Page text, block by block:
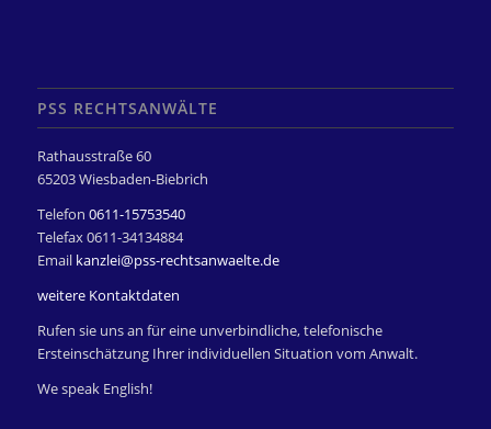
PSS RECHTSANWÄLTE
Rathausstraße 60
65203 Wiesbaden-Biebrich
Telefon 0611-15753540
Telefax 0611-34134884
Email kanzlei@pss-rechtsanwaelte.de
weitere Kontaktdaten
Rufen sie uns an für eine unverbindliche, telefonische
Ersteinschätzung Ihrer individuellen Situation vom Anwalt.
We speak English!